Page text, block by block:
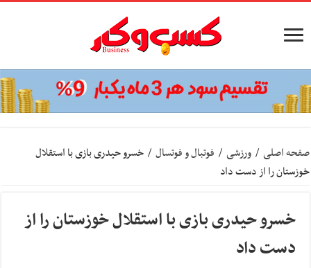
صفحه اصلی / ورزشی / فوتبال و فوتسال / خسرو حیدری بازی با استقلال
خوزستان را از دست داد
خسرو حیدری بازی با استقلال خوزستان را از
دست داد